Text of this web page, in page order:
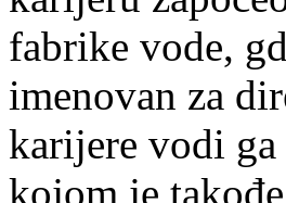
fabrike vode,
imenovan za
karijere vodi
kojom je